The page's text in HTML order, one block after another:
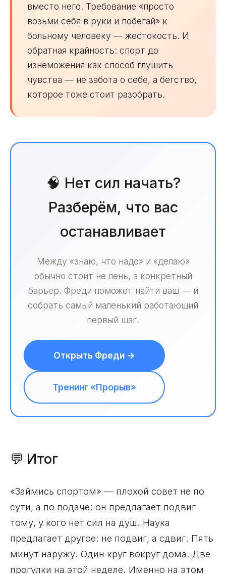
вместо него. Требование «просто
возьми себя в руки и побегай» к
больному человеку — жестокость. И
обратная крайность: спорт до
изнеможения как способ глушить
чувства — не забота о себе, а бегство,
которое тоже стоит разобрать.
🧠 Нет сил начать?
Разберём, что вас
останавливает
Между «знаю, что надо» и «делаю»
обычно стоит не лень, а конкретный
барьер. Фреди поможет найти ваш — и
собрать самый маленький работающий
первый шаг.
Открыть Фреди →
Тренинг «Прорыв»
💬 Итог
«Займись спортом» — плохой совет не по
сути, а по подаче: он предлагает подвиг
тому, у кого нет сил на душ. Наука
предлагает другое: не подвиг, а сдвиг. Пять
минут наружу. Один круг вокруг дома. Две
прогулки на этой неделе. Именно на этом